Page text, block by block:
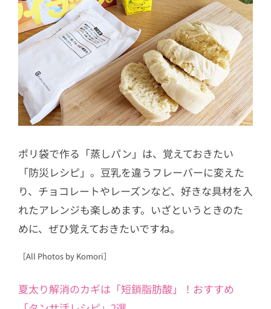
ポリ袋で作る「蒸しパン」は、覚えておきたい
「防災レシピ」。豆乳を違うフレーバーに変えた
り、チョコレートやレーズンなど、好きな具材を入
れたアレンジも楽しめます。いざというときのた
めに、ぜひ覚えておきたいですね。
［All Photos by Komori］
夏太り解消のカギは「短鎖脂肪酸」！おすすめ